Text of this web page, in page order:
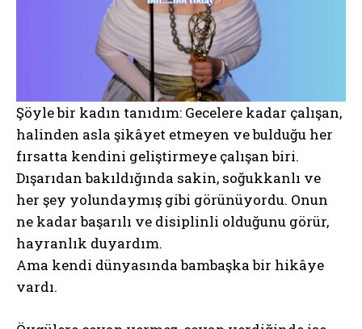
Şöyle bir kadın tanıdım: Gecelere kadar çalışan,
halinden asla şikâyet etmeyen ve bulduğu her
fırsatta kendini geliştirmeye çalışan biri.
Dışarıdan bakıldığında sakin, soğukkanlı ve
her şey yolundaymış gibi görünüyordu. Onun
ne kadar başarılı ve disiplinli olduğunu görür,
hayranlık duyardım.
Ama kendi dünyasında bambaşka bir hikâye
vardı.